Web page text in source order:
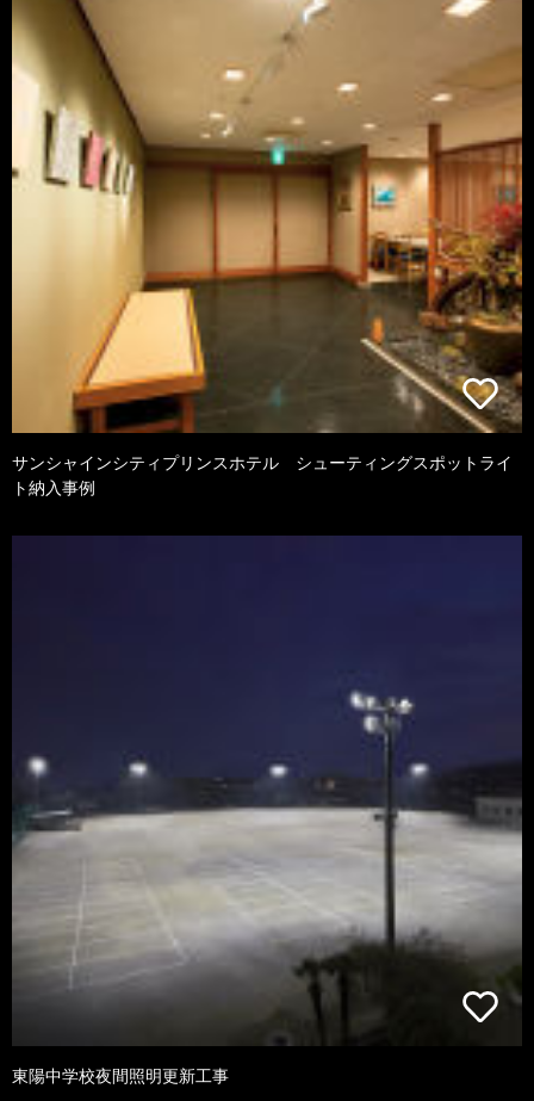
サンシャインシティプリンスホテル シューティングスポットライ
ト納入事例
東陽中学校夜間照明更新工事